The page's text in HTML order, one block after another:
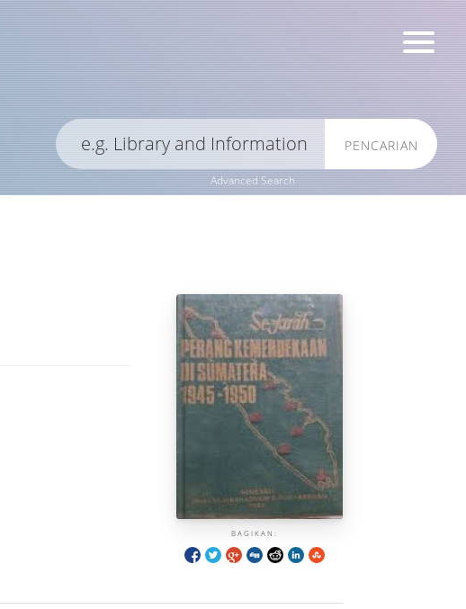
PENCARIAN
Advanced Search
BAGIKAN: